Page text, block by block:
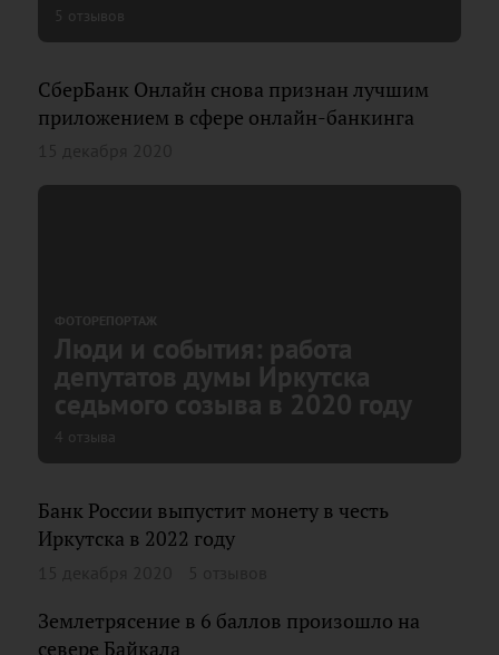
5 отзывов
СберБанк Онлайн снова признан лучшим
приложением в сфере онлайн-банкинга
ФОТОРЕПОРТАЖ
Люди и события: работа
депутатов думы Иркутска
седьмого созыва в 2020 году
4 отзыва
Банк России выпустит монету в честь
Иркутска в 2022 году
Землетрясение в 6 баллов произошло на
севере Байкала